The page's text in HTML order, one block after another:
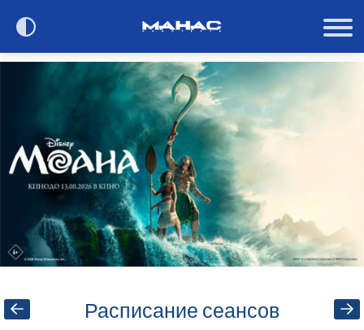
Сегодня в кино
О кинотеатре
Контакты
Акции и анонсы
Расписание сеансов